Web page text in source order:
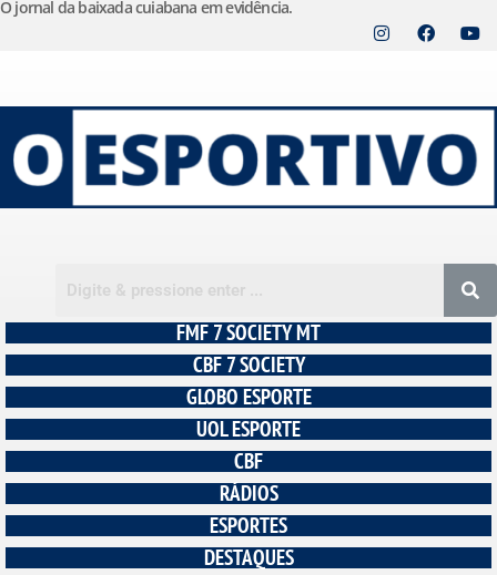
o
conteúdo
O jornal da baixada cuiabana em evidência.
FMF 7 SOCIETY MT
CBF 7 SOCIETY
GLOBO ESPORTE
UOL ESPORTE
CBF
RÁDIOS
ESPORTES
DESTAQUES